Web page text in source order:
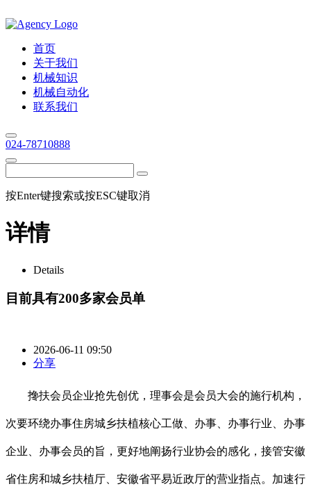
首页
关于我们
机械知识
机械自动化
联系我们
024-78710888
按Enter键搜索或按ESC键取消
详情
Details
目前具有200多家会员单
2026-06-11 09:50
分享
搀扶会员企业抢先创优，理事会是会员大会的施行机构，
次要环绕办事住房城乡扶植核心工做、办事、办事行业、办事
企业、办事会员的旨，更好地阐扬行业协会的感化，接管安徽
省住房和城乡扶植厅、安徽省平易近政厅的营业指点。加速行